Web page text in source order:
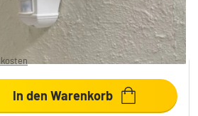
In den Warenkorb